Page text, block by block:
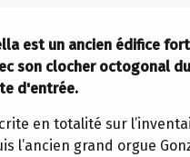
est un ancien édifice
son clocher octogonal
d'entrée.
en totalité sur
l’ancien grand orgue